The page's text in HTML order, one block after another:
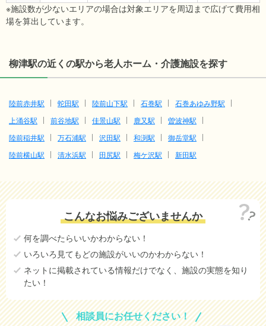
※施設数が少ないエリアの場合は対象エリアを周辺まで広げて費用相
場を算出しています。
柳津駅の近くの駅から老人ホーム・介護施設を探す
陸前赤井駅 蛇田駅 陸前山下駅 石巻駅
石巻あゆみ野駅
上涌谷駅
前谷地駅 佳景山駅 鹿又駅
曽波神駅
陸前稲井駅
万石浦駅 沢田駅 和渕駅
御岳堂駅
陸前横山駅
清水浜駅 田尻駅 梅ケ沢駅 新田駅
こんなお悩みございませんか
何を調べたらいいかわからない！
いろいろ見てもどの施設がいいのかわからない！
ネットに掲載されている情報だけでなく、施設の実態を知り
たい！
相談員にお任せください！